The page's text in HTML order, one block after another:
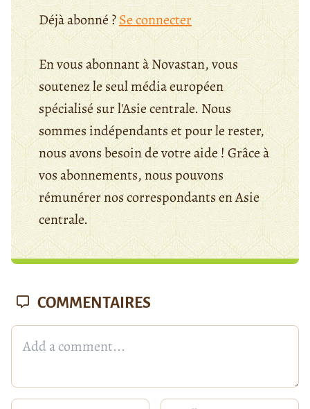
Déjà abonné ?Se connecter
En vous abonnant à Novastan, vous
soutenez le seul média européen
spécialisé sur l'Asie centrale. Nous
sommes indépendants et pour le rester,
nous avons besoin de votre aide ! Grâce à
vos abonnements, nous pouvons
rémunérer nos correspondants en Asie
centrale.
COMMENTAIRES